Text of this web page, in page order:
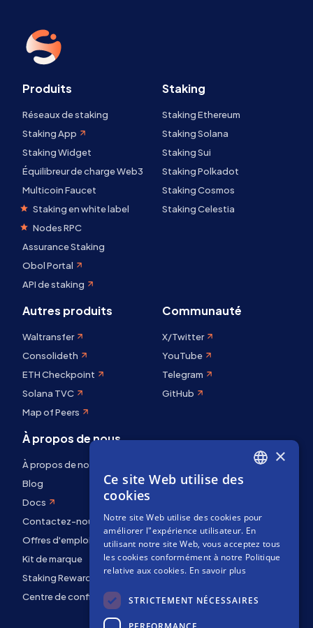
Produits
Réseaux de staking
Staking App
Staking Widget
Équilibreur de charge Web3
Multicoin Faucet
Staking en white label
Nodes RPC
Assurance Staking
Obol Portal
API de staking
Staking
Staking Ethereum
Staking Solana
Staking Sui
Staking Polkadot
Staking Cosmos
Staking Celestia
Autres produits
Waltransfer
Consolideth
ETH Checkpoint
Solana TVC
Map of Peers
Communauté
X/Twitter
YouTube
Telegram
GitHub
À propos de nous
À propos de nous
Blog
Docs
Contactez-nous
Offres d'emploi
Kit de marque
Staking Rewards
Centre de confidentialité
FRENCH
×
Ce site Web utilise des
cookies
Notre site Web utilise des cookies pour
améliorer l"expérience utilisateur. En
utilisant notre site Web, vous acceptez tous
les cookies conformément à notre Politique
relative aux cookies. En savoir plus
STRICTEMENT NÉCESSAIRES